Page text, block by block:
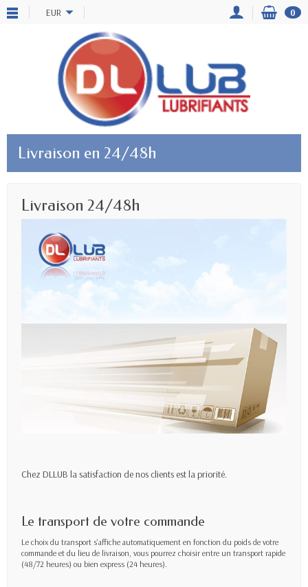
EUR 0
Livraison en 24/48h
Livraison 24/48h
Chez DLLUB la satisfaction de nos clients est la priorité.
Le transport de votre commande
Le choix du transport s'affiche automatiquement en fonction du poids de votre
commande et du lieu de livraison, vous pourrez choisir entre un transport rapide
(48/72 heures) ou bien express (24 heures).